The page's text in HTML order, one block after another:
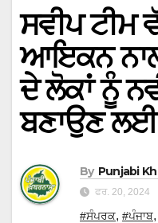
ਸਵੀਪ ਟੀਮ
ਆਇਕਨ
ਦੇ ਲੋਕਾਂ ਨੂੰ
ਬਣਾਉਣ ਲਈ
By Punjabi
ਫਰ. 20, 2024
#ਸੰਪਰਕ, #ਪੰਜਾਬ,